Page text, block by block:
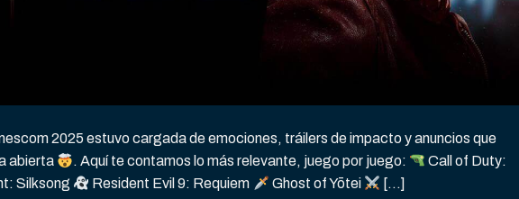
2025 estuvo cargada de emociones, tráilers de impacto y anuncios que
abierta
. Aquí te contamos lo más relevante, juego por juego:
Call of Duty:
Silksong Resident Evil 9: Requiem Ghost of Yōtei […]